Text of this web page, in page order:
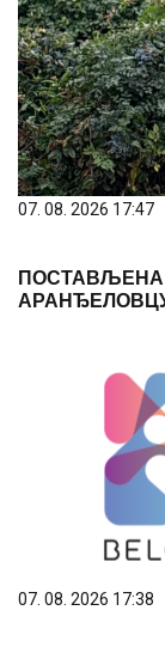
07. 08. 2026 17:47
ПОСТАВЉЕНА
07. 08. 2026 17:38